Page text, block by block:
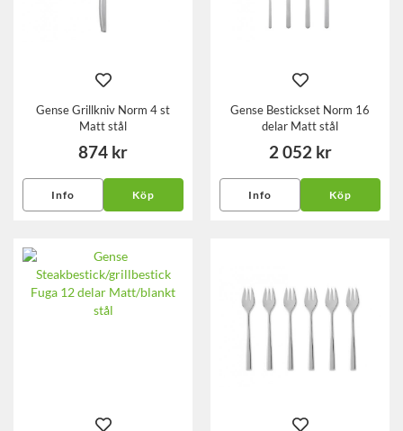
Gense Grillkniv Norm 4 st
Matt stål
874 kr
Info Köp
Gense Bestickset Norm 16
delar Matt stål
2 052 kr
Info Köp